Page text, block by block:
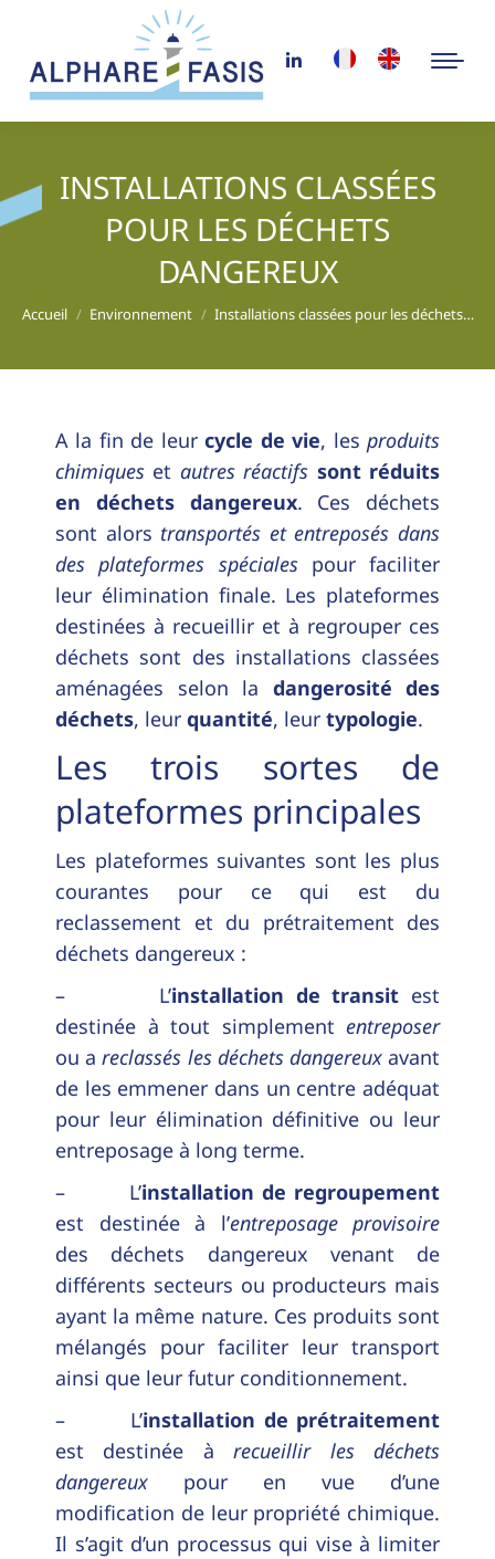
INSTALLATIONS CLASSÉES
POUR LES DÉCHETS
DANGEREUX
Vous êtes ici :
Accueil Environnement Installations classées pour les déchets…
A la fin de leurcycle de vie, lesproduits
chimiques et autres réactifs sont réduits
en déchets dangereux. Ces déchets
sont alors transportés et entreposés dans
des plateformes spécialespour faciliter
leur élimination finale. Les plateformes
destinées à recueillir et à regrouper ces
déchets sont des installations classées
aménagées selon la dangerosité des
déchets, leur quantité, leur typologie.
Les trois sortes de
plateformes principales
Les plateformes suivantes sont les plus
courantes pour ce qui est du
reclassement et du prétraitement des
déchets dangereux :
– L’installation de transit est
destinée à tout simplement entreposer
ou areclassés les déchets dangereuxavant
de les emmener dans un centre adéquat
pour leur élimination définitive ou leur
entreposage à long terme.
– L’installation de regroupement
est destinée à l’entreposage provisoire
des déchets dangereux venant de
différents secteurs ou producteurs mais
ayant la même nature. Ces produits sont
mélangés pour faciliter leur transport
ainsi que leur futur conditionnement.
– L’installation de prétraitement
est destinée àrecueillir les déchets
dangereux pour en vue d’une
modification de leur propriété chimique.
Il s’agit d’un processus qui vise à limiter